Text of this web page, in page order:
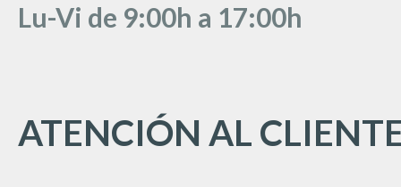
Lu-Vi de 9:00h a 17:00h
ATENCIÓN AL